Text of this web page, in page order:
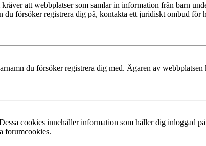
att webbplatser som samlar in information från barn
försöker registrera dig på, kontakta ett juridiskt ombud
du försöker registrera dig med. Ägaren av
cookies innehåller information som håller dig inloggad
forumcookies.